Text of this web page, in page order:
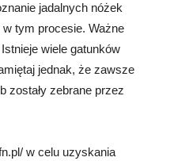
jadalnych nóżek
tym procesie. Ważne
wiele gatunków
jednak, że zawsze
zostały zebrane przez
w celu uzyskania